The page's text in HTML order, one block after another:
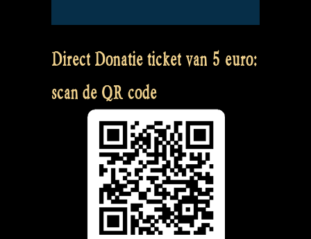
Direct Donatie ticket van 5 euro:
scan de QR code